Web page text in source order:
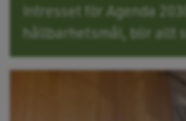
Intresset för Agenda
hållbarhetsmål, blir allt